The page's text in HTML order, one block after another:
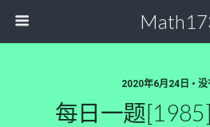
2020年6月24日 • 没
每日一题